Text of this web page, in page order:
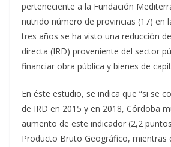
perteneciente a la Fundación
nutrido número de provincias (17) en
tres años se ha visto una reducción
directa (IRD) proveniente del sector
financiar obra pública y bienes de
En éste estudio, se indica que “si se
de IRD en 2015 y en 2018, Córdoba
aumento de este indicador (2,2
Producto Bruto Geográfico, mientras